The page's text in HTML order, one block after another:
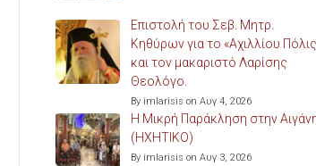
Επιστολή του Σεβ. Μητρ.
Κηθύρων για το «Αχιλλίου
και τον μακαριστό Λαρίσης
Θεολόγο.
By imlarisis on Αυγ 4, 2026
Η Μικρή Παράκληση στην
(ΗΧΗΤΙΚΟ)
By imlarisis on Αυγ 3, 2026